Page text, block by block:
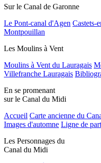
Sur le Canal de Garonne
Le Pont-canal d'Agen Castets-
Montpouillan
Les Moulins à Vent
Moulins à Vent du Lauragais
Villefranche Lauragais
En se promenant
sur le Canal du Midi
Accueil Carte ancienne du
Images d'automne Ligne de
Les Personnages du
Canal du Midi